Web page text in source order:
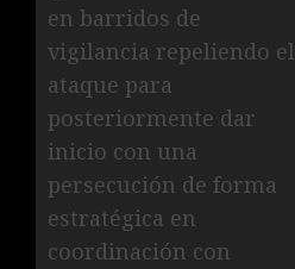
en barridos de
vigilancia repeliendo el
ataque para
posteriormente dar
inicio con una
persecución de forma
estratégica en
coordinación con